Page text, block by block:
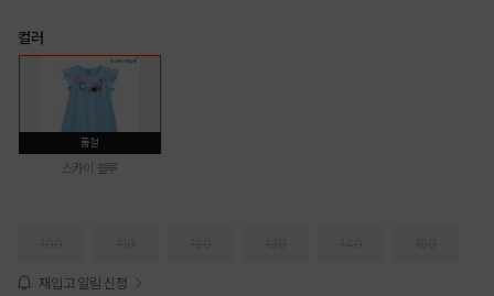
컬러
품절
스카이 블루
재입고 알림 신청